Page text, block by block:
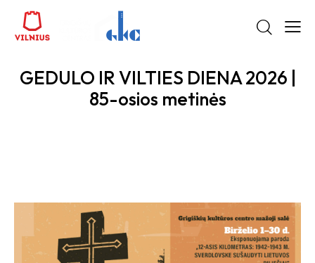
GEDULO IR VILTIES DIENA 2026 |
85-osios metinės